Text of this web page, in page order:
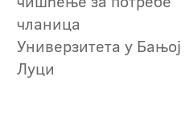
чланица
Универзитета у Бањој
Луци